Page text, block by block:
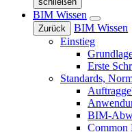
BIM Wissen
Zurück
BIM Wissen
Einstieg
Erste
Standards,
BIM-
Common